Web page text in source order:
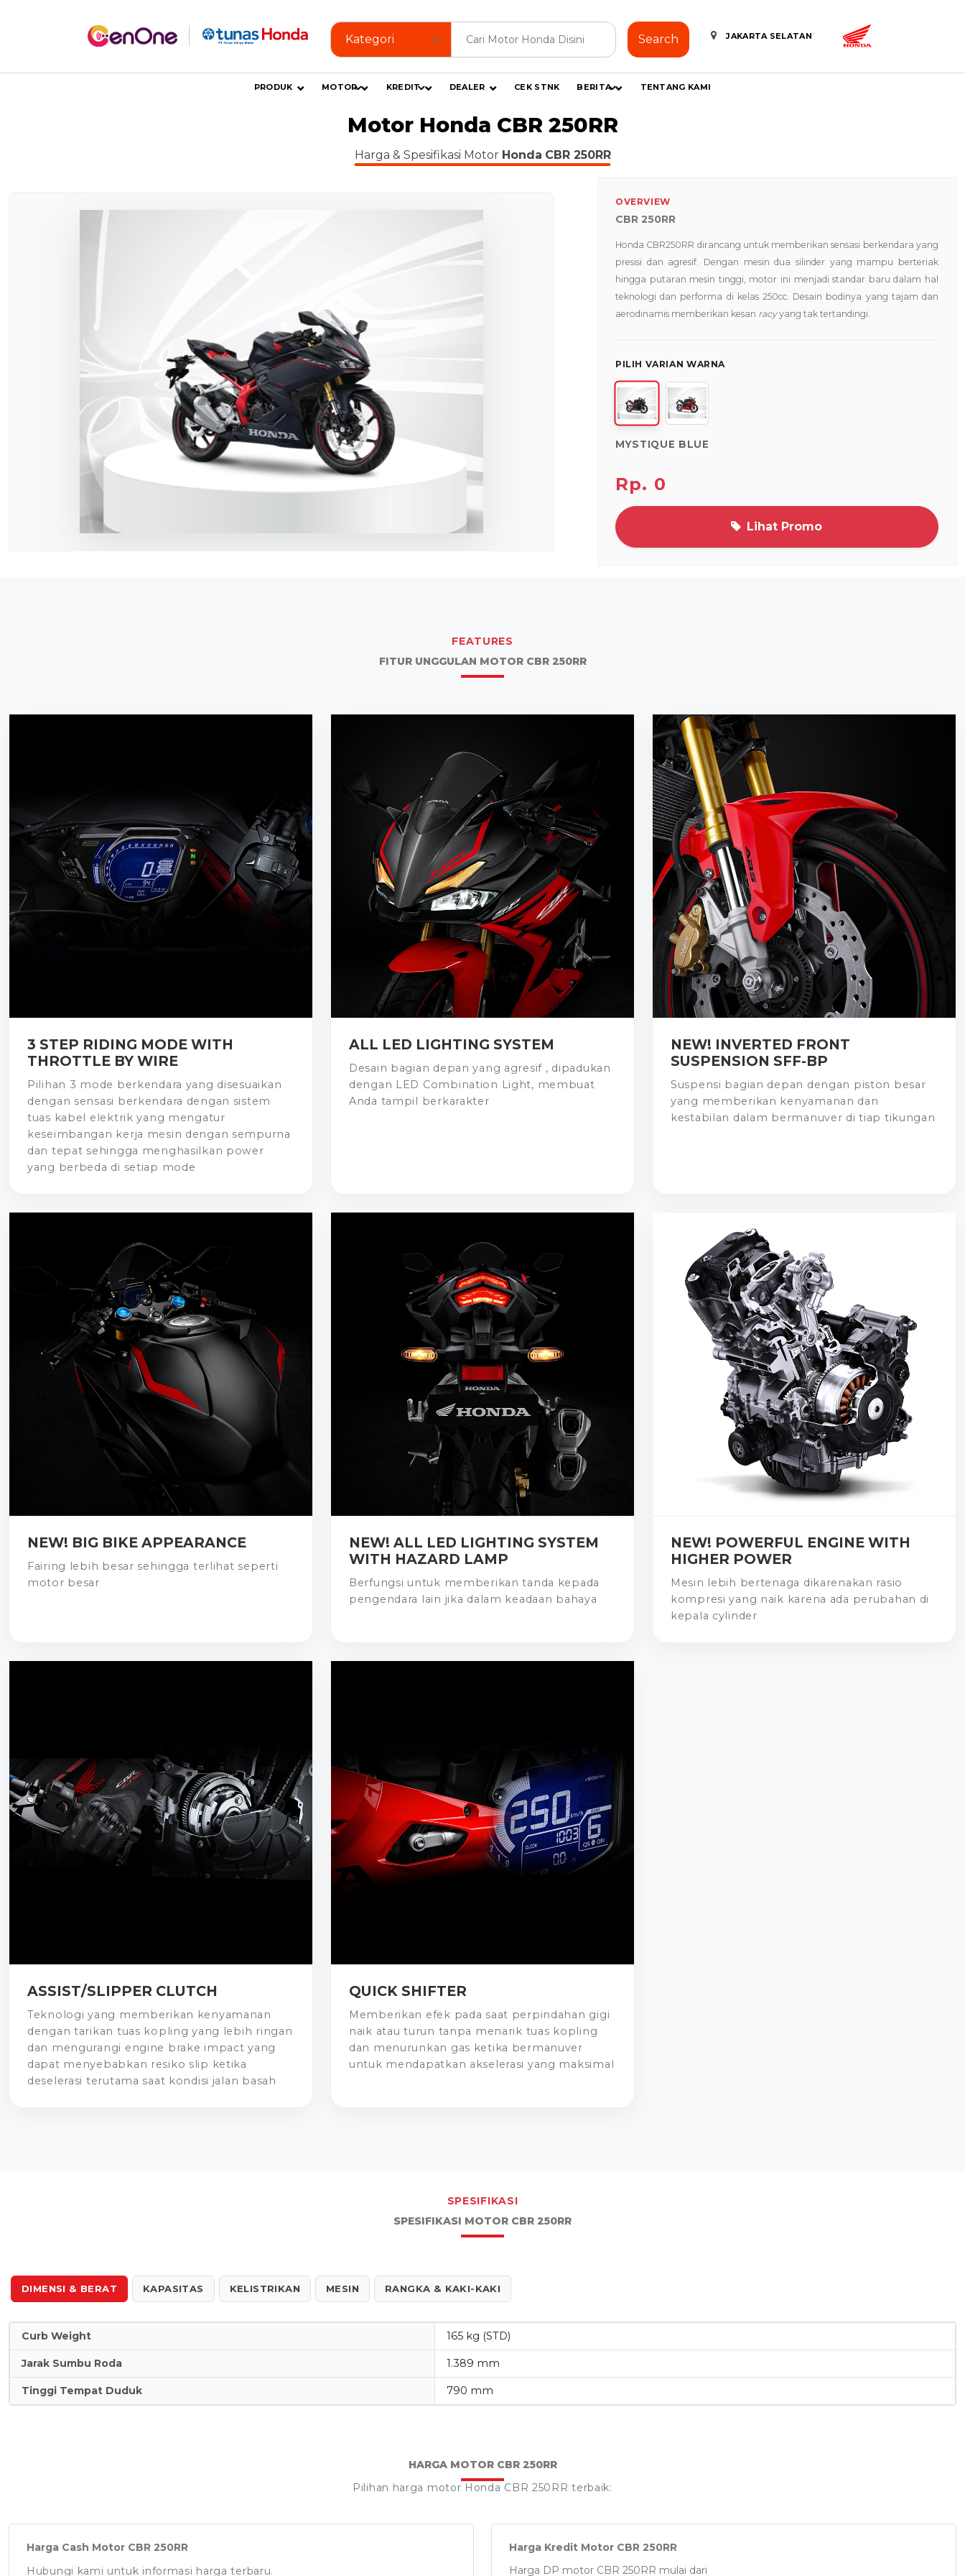
Search JAKARTA SELATAN
PRODUK MOTOR KREDIT DEALER CEK STNK BERITA TENTANG KAMI
Motor Honda CBR 250RR
Harga & Spesifikasi Motor Honda CBR 250RR
OVERVIEW
CBR 250RR
Honda CBR250RR dirancang untuk memberikan sensasi berkendara yang
presisi dan agresif. Dengan mesin dua silinder yang mampu berteriak
hingga putaran mesin tinggi, motor ini menjadi standar baru dalam hal
teknologi dan performa di kelas 250cc. Desain bodinya yang tajam dan
aerodinamis memberikan kesan racyyang tak tertandingi.
PILIH VARIAN WARNA
MYSTIQUE BLUE
Rp. 0
Lihat Promo
FEATURES
FITUR UNGGULAN MOTOR CBR 250RR
3 STEP RIDING MODE WITH
THROTTLE BY WIRE
Pilihan 3 mode berkendara yang disesuaikan
dengan sensasi berkendara dengan sistem
tuas kabel elektrik yang mengatur
keseimbangan kerja mesin dengan sempurna
dan tepat sehingga menghasilkan power
yang berbeda di setiap mode
ALL LED LIGHTING SYSTEM
Desain bagian depan yang agresif , dipadukan
dengan LED Combination Light, membuat
Anda tampil berkarakter
NEW! INVERTED FRONT
SUSPENSION SFF-BP
Suspensi bagian depan dengan piston besar
yang memberikan kenyamanan dan
kestabilan dalam bermanuver di tiap tikungan
NEW! BIG BIKE APPEARANCE
Fairing lebih besar sehingga terlihat seperti
motor besar
NEW! ALL LED LIGHTING SYSTEM
WITH HAZARD LAMP
Berfungsi untuk memberikan tanda kepada
pengendara lain jika dalam keadaan bahaya
NEW! POWERFUL ENGINE WITH
HIGHER POWER
Mesin lebih bertenaga dikarenakan rasio
kompresi yang naik karena ada perubahan di
kepala cylinder
ASSIST/SLIPPER CLUTCH
Teknologi yang memberikan kenyamanan
dengan tarikan tuas kopling yang lebih ringan
dan mengurangi engine brake impact yang
dapat menyebabkan resiko slip ketika
deselerasi terutama saat kondisi jalan basah
QUICK SHIFTER
Memberikan efek pada saat perpindahan gigi
naik atau turun tanpa menarik tuas kopling
dan menurunkan gas ketika bermanuver
untuk mendapatkan akselerasi yang maksimal
SPESIFIKASI
SPESIFIKASI MOTOR CBR 250RR
DIMENSI & BERAT KAPASITAS KELISTRIKAN MESIN RANGKA & KAKI-KAKI
Curb Weight 165 kg (STD)
Jarak Sumbu Roda 1.389 mm
Tinggi Tempat Duduk 790 mm
HARGA MOTOR CBR 250RR
Pilihan harga motor Honda CBR 250RR terbaik:
Harga Cash Motor CBR 250RR
Hubungi kami untuk informasi harga terbaru.
Harga Kredit Motor CBR 250RR
Harga DP motor CBR 250RR mulai dari